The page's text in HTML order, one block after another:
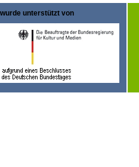
wurde unterstützt von